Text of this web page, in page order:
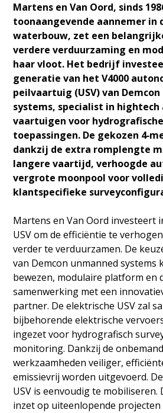
Martens en Van Oord, sinds
toonaangevende aannemer in
waterbouw, zet een
verdere verduurzaming en
haar vloot. Het bedrijf
generatie van het V4000
peilvaartuig (USV) van
systems, specialist in hightech
vaartuigen voor
toepassingen. De gekozen
dankzij de extra romplengte
langere vaartijd, verhoogde
vergrote moonpool voor
klantspecifieke
Martens en Van Oord investeert
USV om de efficiëntie te
verder te verduurzamen. De
van Demcon unmanned
bewezen, modulaire platform en
samenwerking met een
partner. De elektrische USV zal
bijbehorende elektrische
ingezet voor hydrografisch
monitoring. Dankzij de
werkzaamheden veiliger,
emissievrij worden uitgevoerd.
USV is eenvoudig te mobiliseren.
inzet op uiteenlopende projecten